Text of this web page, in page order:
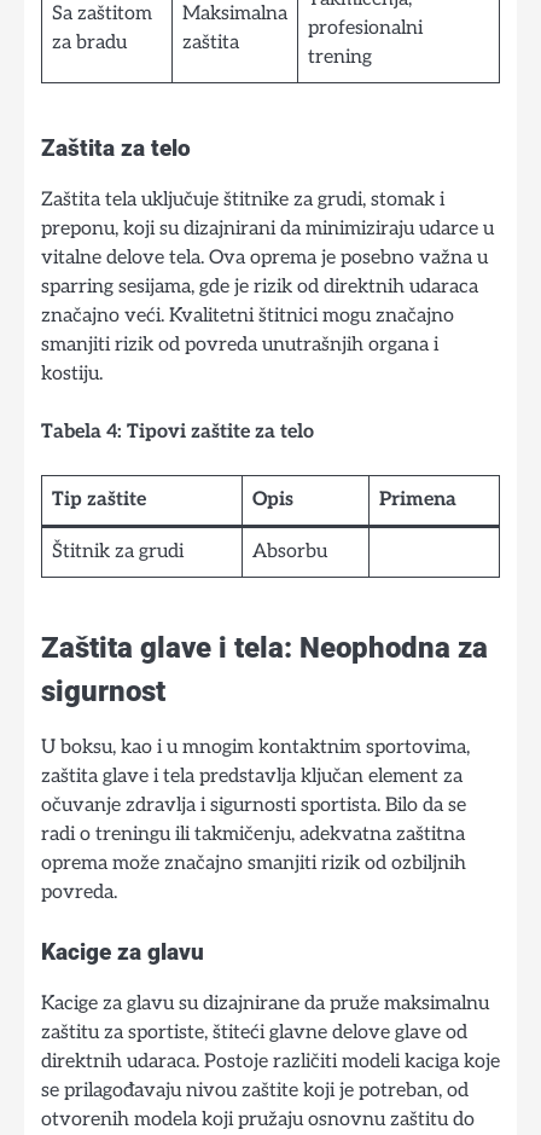
Sa zaštitom
za bradu
Maksimalna
zaštita
profesionalni
trening
Zaštita za telo
Zaštita tela uključuje štitnike za grudi, stomak i
preponu, koji su dizajnirani da minimiziraju udarce u
vitalne delove tela. Ova oprema je posebno važna u
sparring sesijama, gde je rizik od direktnih udaraca
značajno veći. Kvalitetni štitnici mogu značajno
smanjiti rizik od povreda unutrašnjih organa i
kostiju.
Tabela 4: Tipovi zaštite za telo
Tip zaštite Opis Primena
Štitnik za grudi Absorbu
Zaštita glave i tela: Neophodna za
sigurnost
U boksu, kao i u mnogim kontaktnim sportovima,
zaštita glave i tela predstavlja ključan element za
očuvanje zdravlja i sigurnosti sportista. Bilo da se
radi o treningu ili takmičenju, adekvatna zaštitna
oprema može značajno smanjiti rizik od ozbiljnih
povreda.
Kacige za glavu
Kacige za glavu su dizajnirane da pruže maksimalnu
zaštitu za sportiste, štiteći glavne delove glave od
direktnih udaraca. Postoje različiti modeli kaciga koje
se prilagođavaju nivou zaštite koji je potreban, od
otvorenih modela koji pružaju osnovnu zaštitu do